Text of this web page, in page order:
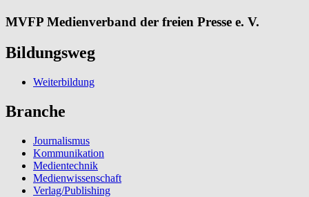
MVFP Medienverband der freien Presse e. V.
Bildungsweg
Weiterbildung
Branche
Journalismus
Kommunikation
Medientechnik
Medienwissenschaft
Verlag/Publishing